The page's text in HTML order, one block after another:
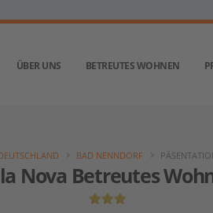
ÜBER UNS BETREUTES WOHNEN
Nova Betreutes
BAD NENNDORF